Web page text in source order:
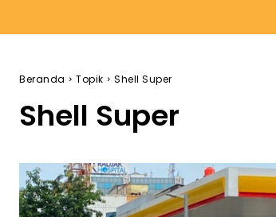
Beranda Topik Shell Super
Shell Super